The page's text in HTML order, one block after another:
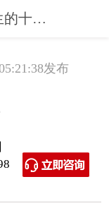
德国最适合国际学生的十大城市
发布